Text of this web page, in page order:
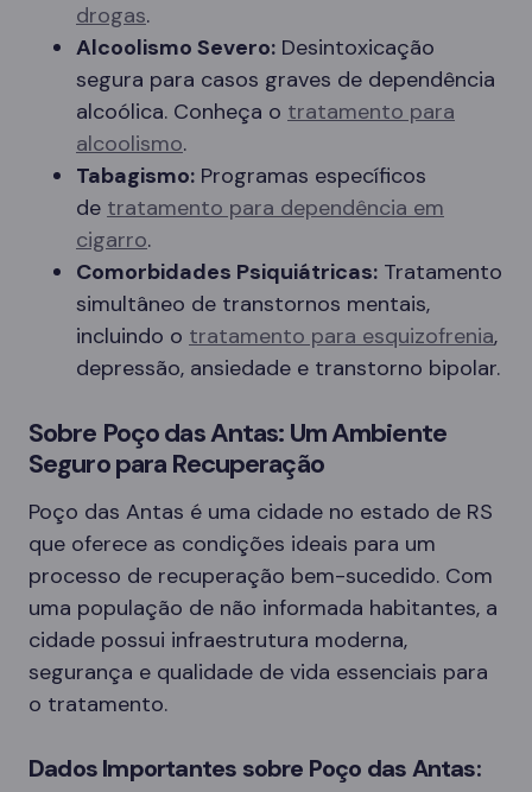
drogas.
Alcoolismo Severo: Desintoxicação
segura para casos graves de dependência
alcoólica. Conheça o tratamento para
alcoolismo.
Tabagismo: Programas específicos
de tratamento para dependência em
cigarro.
Comorbidades Psiquiátricas: Tratamento
simultâneo de transtornos mentais,
incluindo o tratamento para esquizofrenia,
depressão, ansiedade e transtorno bipolar.
Sobre Poço das Antas: Um Ambiente
Seguro para Recuperação
Poço das Antas é uma cidade no estado de RS
que oferece as condições ideais para um
processo de recuperação bem-sucedido. Com
uma população de não informada habitantes, a
cidade possui infraestrutura moderna,
segurança e qualidade de vida essenciais para
o tratamento.
Dados Importantes sobre Poço das Antas: